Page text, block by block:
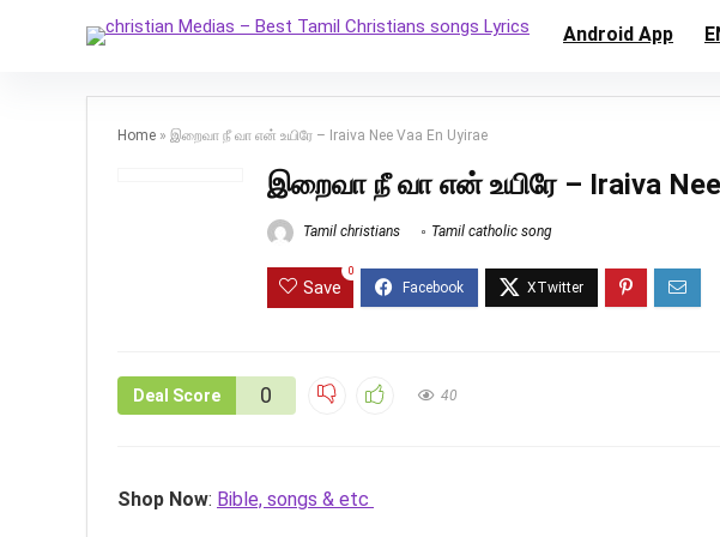
Android App
Home » இறைவா நீ வா என் உயிரே – Iraiva Nee Vaa En Uyirae
இறைவா நீ வா என் உயிரே – Iraiva Nee
Tamil christians Tamil catholic song
Save
0
Deal Score 0 40
Shop Now: Bible, songs & etc